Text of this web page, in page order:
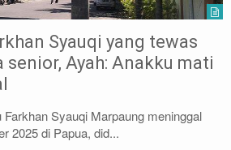
Syauqi yang tewas
Ayah: Anakku mati
Syauqi Marpaung meninggal
2025 di Papua, did...